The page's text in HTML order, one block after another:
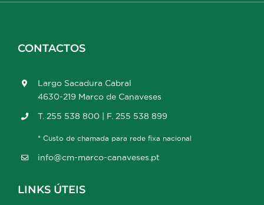
CONTACTOS
Largo Sacadura Cabral
4630-219 Marco de Canaveses
T. 255 538 800 | F. 255 538 899
* Custo de chamada para rede fixa nacional
info@cm-marco-canaveses.pt
LINKS ÚTEIS